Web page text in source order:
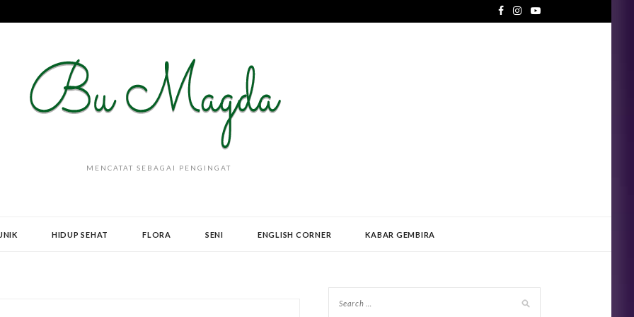
MENCATAT SEBAGAI PENGINGAT
HIDUP SEHAT FLORA SENI ENGLISH CORNER KABAR GEMBIRA